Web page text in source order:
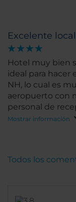
Excelente
Hotel muy bien
ideal para hacer
NH, lo cual es
aeropuerto con
personal de
bien!
Mostrar información
Todos los